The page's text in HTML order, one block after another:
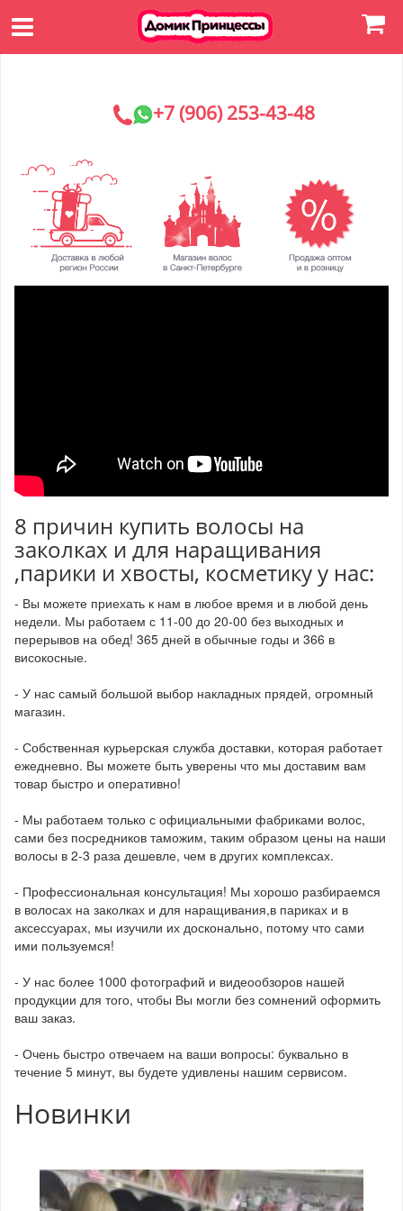
+7 (906) 253-43-48
8 причин купить волосы на
заколках и для наращивания
,парики и хвосты, косметику у нас:
- Вы можете приехать к нам в любое время и в любой день
недели. Мы работаем с 11-00 до 20-00 без выходных и
перерывов на обед! 365 дней в обычные годы и 366 в
високосные.
- У нас самый большой выбор накладных прядей, огромный
магазин.
- Собственная курьерская служба доставки, которая работает
ежедневно. Вы можете быть уверены что мы доставим вам
товар быстро и оперативно!
- Мы работаем только с официальными фабриками волос,
сами без посредников таможим, таким образом цены на наши
волосы в 2-3 раза дешевле, чем в других комплексах.
- Профессиональная консультация! Мы хорошо разбираемся
в волосах на заколках и для наращивания,в париках и в
аксессуарах, мы изучили их досконально, потому что сами
ими пользуемся!
- У нас более 1000 фотографий и видеообзоров нашей
продукции для того, чтобы Вы могли без сомнений оформить
ваш заказ.
- Очень быстро отвечаем на ваши вопросы: буквально в
течение 5 минут, вы будете удивлены нашим сервисом.
Новинки